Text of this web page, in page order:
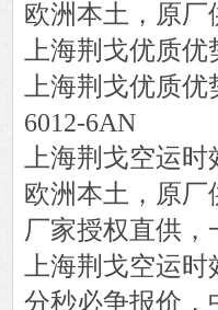
欧洲本土，原厂
上海荆戈优质
上海荆戈优质
6012-6AN
上海荆戈空运时
欧洲本土，原厂
厂家授权直供
上海荆戈空运时
分秒必争报价，